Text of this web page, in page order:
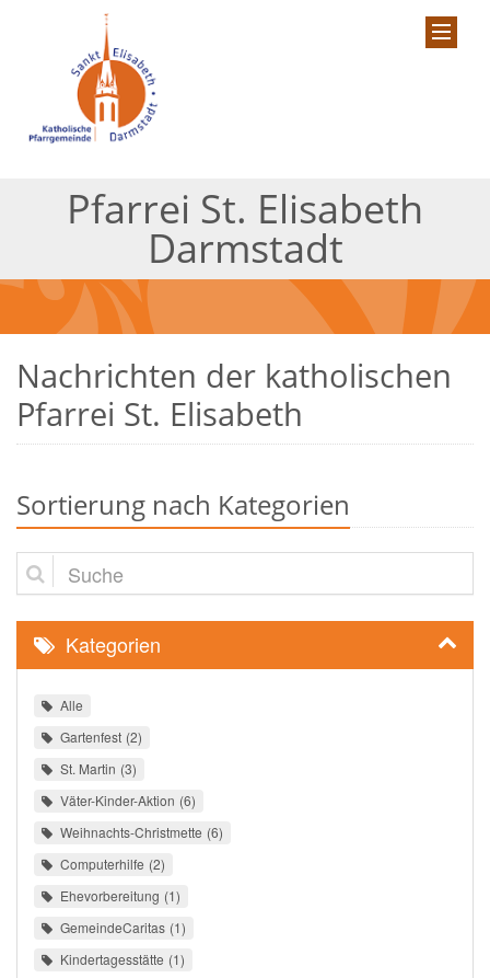
Pfarrei St. Elisabeth
Darmstadt
Nachrichten der katholischen
Pfarrei St. Elisabeth
Sortierung nach Kategorien
Suche
Kategorien
Alle
Gartenfest 2
St. Martin 3
Väter-Kinder-Aktion 6
Weihnachts-Christmette 6
Computerhilfe 2
Ehevorbereitung 1
GemeindeCaritas 1
Kindertagesstätte 1